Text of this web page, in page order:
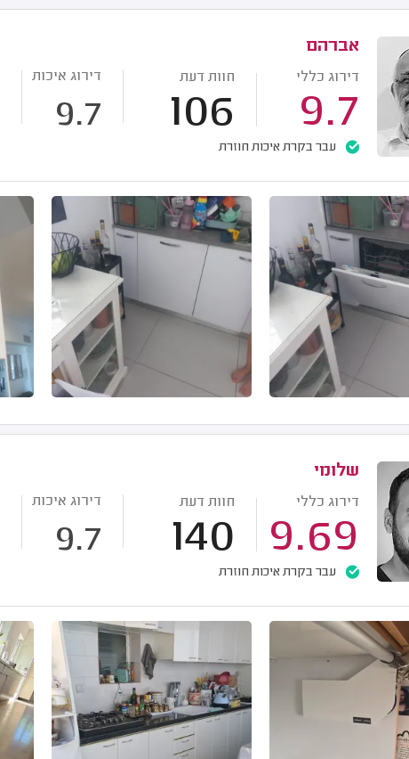
אברהם
דירוג כללי
9.7
חוות דעת
106
דירוג איכות
9.7
עבר בקרת איכות חוזרת
שלומי
דירוג כללי
9.69
חוות דעת
140
דירוג איכות
9.7
עבר בקרת איכות חוזרת